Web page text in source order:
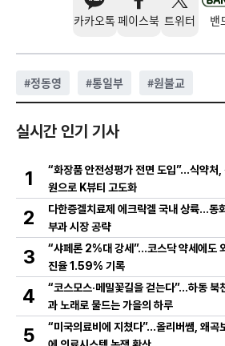
카카오톡 페이스북 트위터 밴
#정동영 #통일부 #원불교
실시간 인기 기사
1
“화장품 안전성평가 전면 도입”…식약처,
원으로 K뷰티 고도화
2
다한증겔치료제 에크락겔 국내 상륙…동
부과 시장 공략
3
“샤페론 2%대 강세”…코스닥 약세에도
진율 1.59% 기록
4
“코스모스·메밀꽃길을 걷는다”…하동 북
과 노래로 물드는 가을의 하루
5
“미국의료비에 지쳤다”…올리버쌤, 왜곡